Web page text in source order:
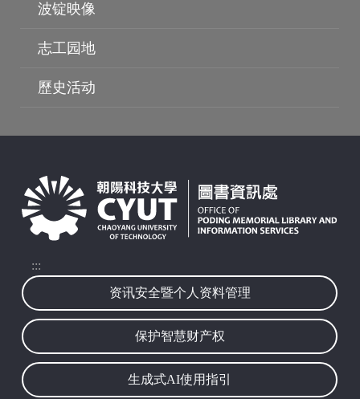
波锭映像
波锭映像
志工园地
歷史活动
:::
资讯安全暨个人资料管理
保护智慧财产权
生成式AI使用指引